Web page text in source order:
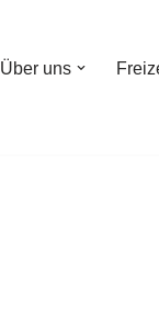
Über uns